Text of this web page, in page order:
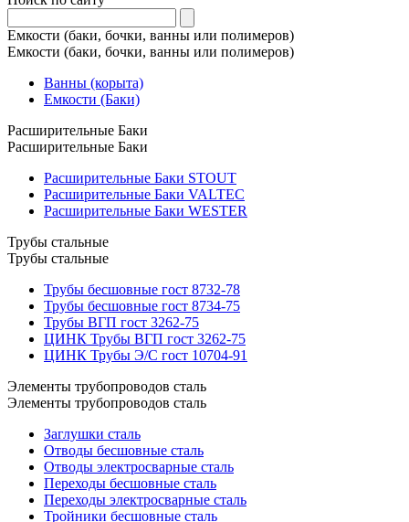
Емкости (баки, бочки, ванны или полимеров)
Емкости (баки, бочки, ванны или полимеров)
Ванны (корыта)
Емкости (Баки)
Расширительные Баки
Расширительные Баки
Расширительные Баки STOUT
Расширительные Баки VALTEC
Расширительные Баки WESTER
Трубы стальные
Трубы стальные
Трубы бесшовные гост 8732-78
Трубы бесшовные гост 8734-75
Трубы ВГП гост 3262-75
ЦИНК Трубы ВГП гост 3262-75
ЦИНК Трубы Э/С гост 10704-91
Элементы трубопроводов сталь
Элементы трубопроводов сталь
Заглушки сталь
Отводы бесшовные сталь
Отводы электросварные сталь
Переходы бесшовные сталь
Переходы электросварные сталь
Тройники бесшовные сталь